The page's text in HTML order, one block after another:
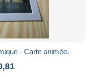
- Carte animée.